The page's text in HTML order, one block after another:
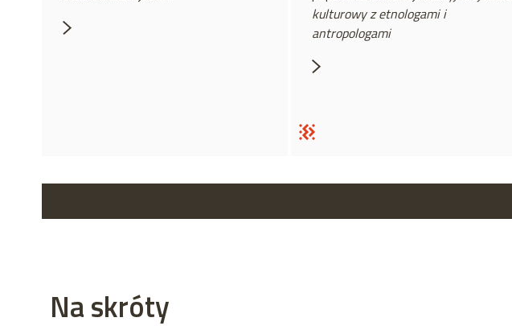
kulturowy z etnologami i
antropologami
Na skróty